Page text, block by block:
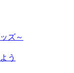
ズ～
う